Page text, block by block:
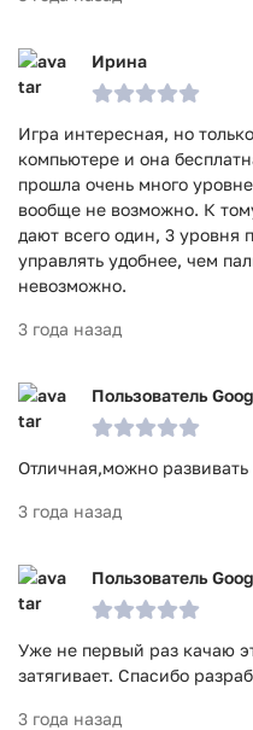
Ирина
Игра интересная, но
компьютере и она
прошла очень много
вообще не возможно. К
дают всего один, 3
управлять удобнее, чем
невозможно.
3 года назад
Пользователь
Отличная,можно
3 года назад
Пользователь
Уже не первый раз качаю
затягивает. Спасибо
3 года назад